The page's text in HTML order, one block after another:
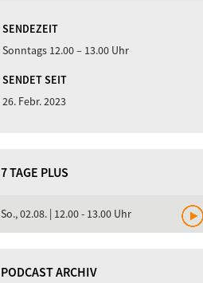
SENDEZEIT
Sonntags 12.00 – 13.00 Uhr
SENDET SEIT
26. Febr. 2023
7 TAGE PLUS
So., 02.08. | 12.00 - 13.00 Uhr
PODCAST ARCHIV